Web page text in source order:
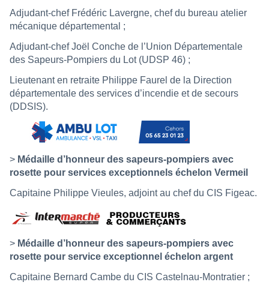
Adjudant-chef Frédéric Lavergne, chef du bureau atelier
mécanique départemental ;
Adjudant-chef Joël Conche de l’Union Départementale
des Sapeurs-Pompiers du Lot (UDSP 46) ;
Lieutenant en retraite Philippe Faurel de la Direction
départementale des services d’incendie et de secours
(DDSIS).
> Médaille d’honneur des sapeurs-pompiers avec
rosette pour services exceptionnels échelon Vermeil
Capitaine Philippe Vieules, adjoint au chef du CIS Figeac.
> Médaille d’honneur des sapeurs-pompiers avec
rosette pour service exceptionnel échelon argent
Capitaine Bernard Cambe du CIS Castelnau-Montratier ;